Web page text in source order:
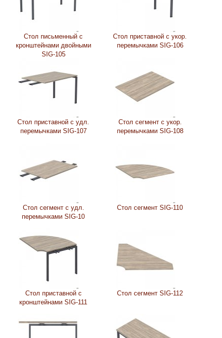
Стол письменный с
кронштейнами двойными
SIG-105
Стол приставной с укор.
перемычками SIG-106
Стол приставной с удл.
перемычками SIG-107
Стол сегмент с укор.
перемычками SIG-108
Стол сегмент с удл.
перемычками SIG-10
Стол сегмент SIG-110
Стол приставной с
кронштейнами SIG-111
Стол сегмент SIG-112